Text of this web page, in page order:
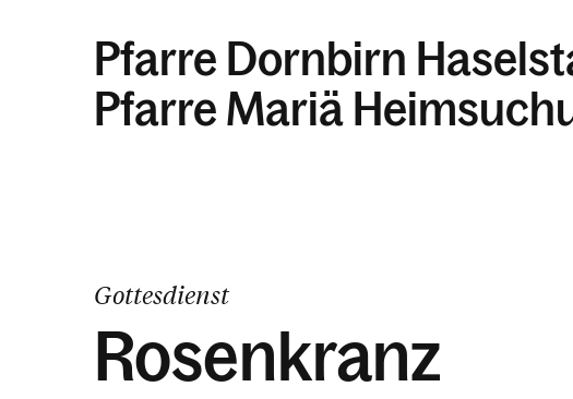
Pfarre Dornbirn
Pfarre Mariä
Gottesdienst
Rosenkranz